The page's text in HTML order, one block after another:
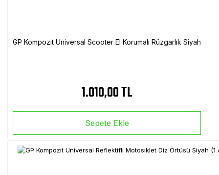
GP Kompozit Universal Scooter El Korumalı Rüzgarlık Siyah
1.010,00 TL
Sepete Ekle